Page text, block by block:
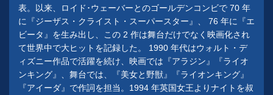
表。以来、ロイド･ウェーバーとのゴールデンコンビで 70 年
に『ジーザス・クライスト・スーパースター』、 76 年に『エ
ビータ』を生み出し、この 2 作は舞台だけでなく映画化され
て世界中で大ヒットを記録した。 1990 年代はウォルト・デ
ィズニー作品で活躍を続け、映画では『アラジン』『ライオ
ンキング』、舞台では、『美女と野獣』『ライオンキング』
『アイーダ』で作詞を担当。1994 年英国女王よりナイトを叔